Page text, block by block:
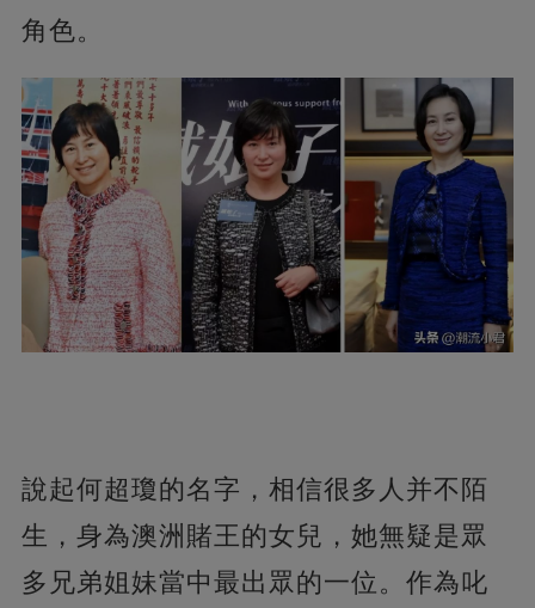
角色。
說起何超瓊的名字，相信很多人并不陌
生，身為澳洲賭王的女兒，她無疑是眾
多兄弟姐妹當中最出眾的一位。作為叱